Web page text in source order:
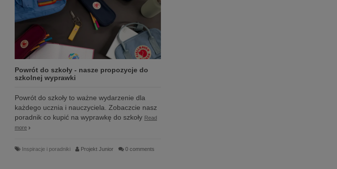
Powrót do szkoły - nasze propozycje do
szkolnej wyprawki
Powrót do szkoły to ważne wydarzenie dla
każdego ucznia i nauczyciela. Zobaczcie nasz
poradnik co kupić na wyprawkę do szkoły Read
more
Inspiracje i poradniki Projekt Junior 0 comments